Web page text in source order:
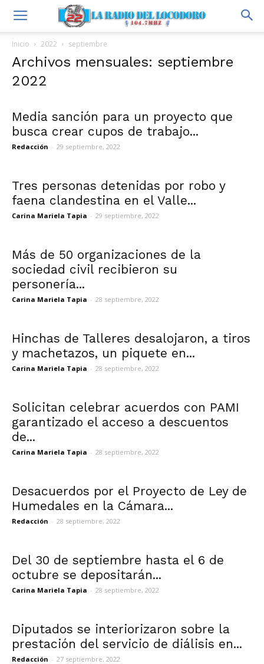
Inicio 2022 septiembre
Archivos mensuales: septiembre
2022
Media sanción para un proyecto que
busca crear cupos de trabajo...
Redacción - 29 septiembre, 2022
Tres personas detenidas por robo y
faena clandestina en el Valle...
Carina Mariela Tapia - 29 septiembre, 2022
Más de 50 organizaciones de la
sociedad civil recibieron su
personería...
Carina Mariela Tapia - 28 septiembre, 2022
Hinchas de Talleres desalojaron, a tiros
y machetazos, un piquete en...
Carina Mariela Tapia - 28 septiembre, 2022
Solicitan celebrar acuerdos con PAMI
garantizado el acceso a descuentos
de...
Carina Mariela Tapia - 28 septiembre, 2022
Desacuerdos por el Proyecto de Ley de
Humedales en la Cámara...
Redacción - 28 septiembre, 2022
Del 30 de septiembre hasta el 6 de
octubre se depositarán...
Carina Mariela Tapia - 28 septiembre, 2022
Diputados se interiorizaron sobre la
prestación del servicio de diálisis en...
Redacción - 27 septiembre, 2022